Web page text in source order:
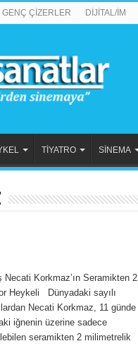
GENÇ ÇİZERLER DİJİTAL/İM
TİYATRO SİNEMA
Necati Korkmaz’ın Seramikten 2
Heykeli Dünyadaki sayılı
Necati Korkmaz, 11 günde
iğnenin üzerine sadece
seramikten 2 milimetrelik